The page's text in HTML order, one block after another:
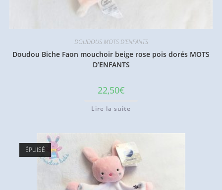
DOUDOUS MOTS D'ENFANTS
Doudou Biche Faon mouchoir beige rose pois dorés MOTS
D’ENFANTS
22,50€
Lire la suite
ÉPUISÉ